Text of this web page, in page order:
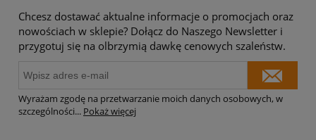
Chcesz dostawać aktualne informacje o promocjach oraz
nowościach w sklepie? Dołącz do Naszego Newsletter i
przygotuj się na olbrzymią dawkę cenowych szaleństw.
Wyrażam zgodę na przetwarzanie moich danych osobowych, w
szczególności... Pokaż więcej